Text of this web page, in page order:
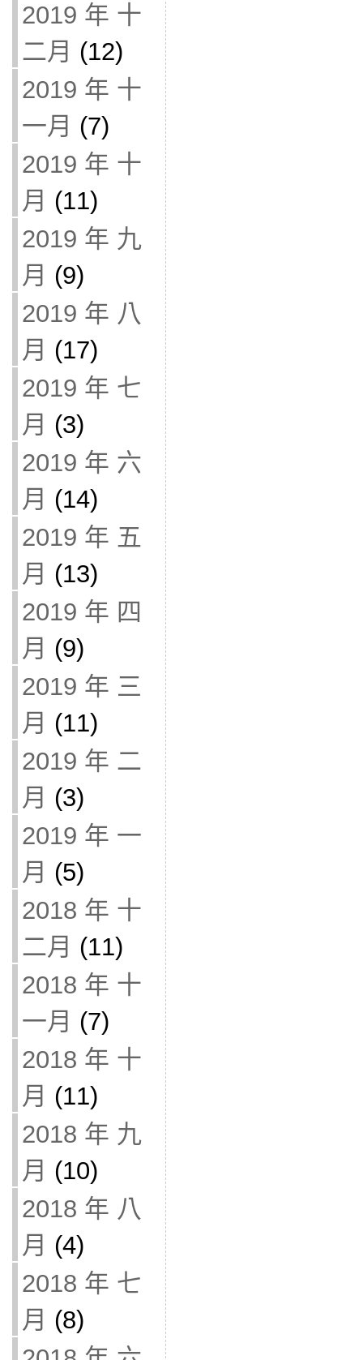
2019 年 十
二月 (12)
2019 年 十
一月 (7)
2019 年 十
月 (11)
2019 年 九
月 (9)
2019 年 八
月 (17)
2019 年 七
月 (3)
2019 年 六
月 (14)
2019 年 五
月 (13)
2019 年 四
月 (9)
2019 年 三
月 (11)
2019 年 二
月 (3)
2019 年 一
月 (5)
2018 年 十
二月 (11)
2018 年 十
一月 (7)
2018 年 十
月 (11)
2018 年 九
月 (10)
2018 年 八
月 (4)
2018 年 七
月 (8)